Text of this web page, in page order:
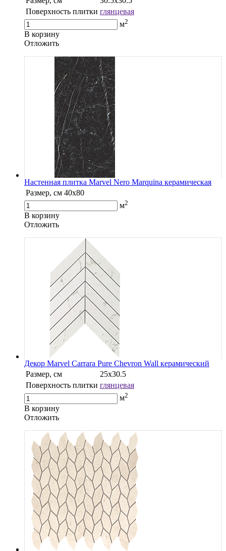
Поверхность плитки глянцевая
м2
В корзину
Oтложить
Настенная плитка Marvel Nero Marquina керамическая
Размер, см 40х80
м2
В корзину
Oтложить
Декор Marvel Carrara Pure Chevron Wall керамический
Размер, см
25х30.5
Поверхность плитки глянцевая
м2
В корзину
Oтложить